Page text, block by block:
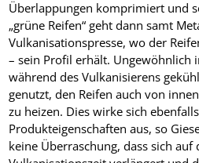
Überlappungen komprimiert und
„grüne Reifen“ geht dann samt
Vulkanisationspresse, wo der
– sein Profil erhält. Ungewöhnlich
während des Vulkanisierens
genutzt, den Reifen auch von
zu heizen. Dies wirke sich
Produkteigenschaften aus, so
keine Überraschung, dass sich auf